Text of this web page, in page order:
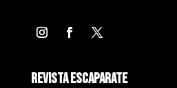
REVISTA ESCAPARATE